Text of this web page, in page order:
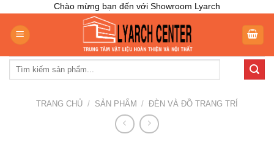
content
Chào mừng bạn đến với Showroom Lyarch
Tìm
TRANG CHỦ / SẢN PHẨM / ĐÈN VÀ ĐỒ TRANG TRÍ